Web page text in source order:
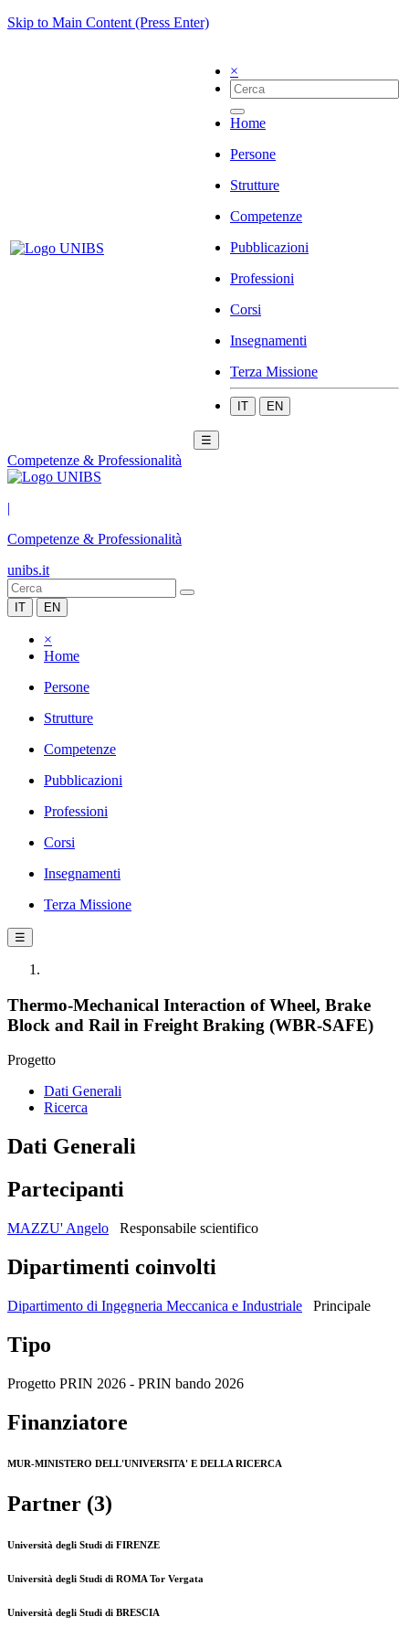
Skip to Main Content (Press Enter)
×
Home
Persone
Strutture
Competenze
Pubblicazioni
Professioni
Corsi
Insegnamenti
Terza Missione
IT EN
☰
Competenze & Professionalità
|
Competenze & Professionalità
unibs.it
IT EN
×
Home
Persone
Strutture
Competenze
Pubblicazioni
Professioni
Corsi
Insegnamenti
Terza Missione
☰
Thermo-Mechanical Interaction of Wheel, Brake
Block and Rail in Freight Braking (WBR-SAFE)
Progetto
Dati Generali
Ricerca
Dati Generali
Partecipanti
MAZZU' Angelo Responsabile scientifico
Dipartimenti coinvolti
Dipartimento di Ingegneria Meccanica e Industriale Principale
Tipo
Progetto PRIN 2026 - PRIN bando 2026
Finanziatore
MUR-MINISTERO DELL'UNIVERSITA' E DELLA RICERCA
Partner (3)
Università degli Studi di FIRENZE
Università degli Studi di ROMA Tor Vergata
Università degli Studi di BRESCIA